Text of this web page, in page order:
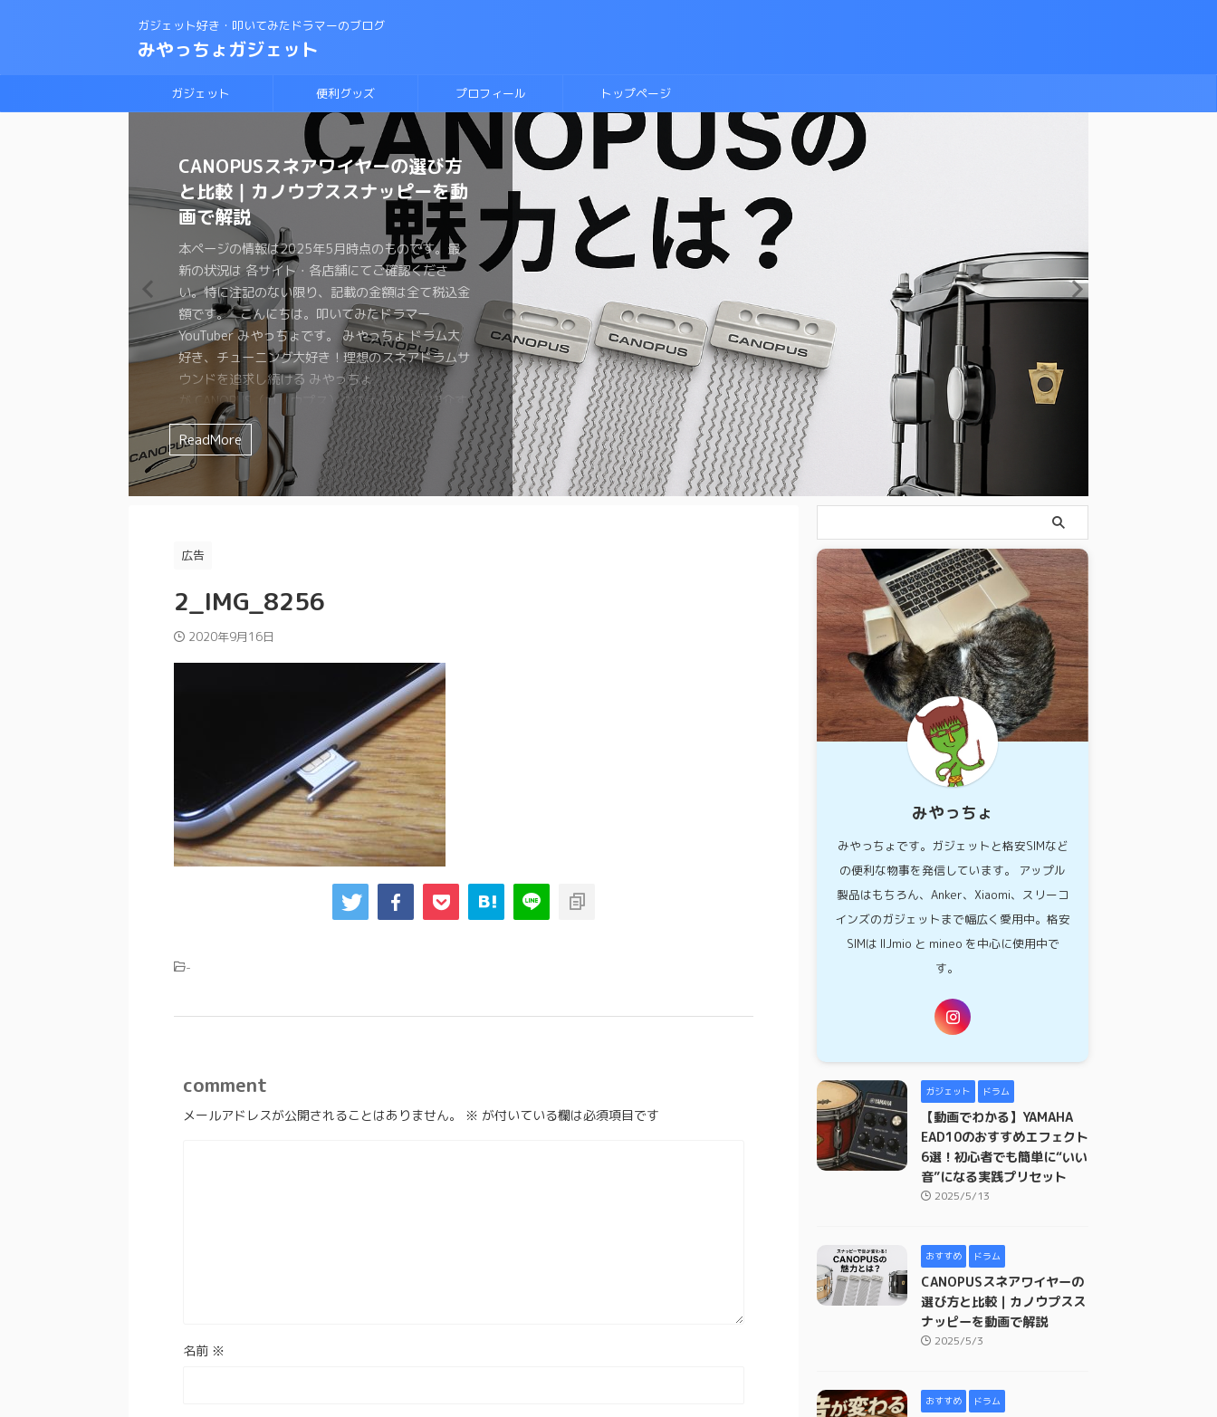
ガジェット好き・叩いてみたドラマーのブログ
みやっちょガジェット
ガジェット 便利グッズ プロフィール トップページ
CANOPUSスネアワイヤーの選び方
と比較｜カノウプススナッピーを動
画で解説
本ページの情報は2025年5月時点のものです。最
新の状況は 各サイト・各店舗にてご確認くださ
い。特に注記のない限り、記載の金額は全て税込金
額です。 こんにちは。叩いてみたドラマー
YouTuber みやっちょです。 みやっちょ ドラム大
好き、チューニング大好き！理想のスネアドラムサ
ウンドを追求し続ける みやっちょ
が CANOPUS（カノウプス）のスナッピーを紹介す
るよ。 理想のスネアサウンドを追求するには スネ
アの素材 打面のドラムヘッド 裏面のドラムヘッド
ミュート方法 な ...
ReadMore
【保存版】音で選ぶドラムヘッド比
較ガイド｜叩き比べ動画付きまとめ
本ページの情報は2025年4月時点のものです。最
新の状況は 各サイト・各店舗にてご確認くださ
い。特に注記のない限り、記載の金額は全て税込金
額です。 こんにちは。叩いてみたドラマー
YouTuber みやっちょです。 みやっちょ ドラム大
好き、チューニング大好き！理想のスネアドラムサ
ウンドを追求し続ける みやっちょ のドラムヘッド
比較ガイドだよ！！ ドラムヘッドって種類が多す
ぎて、いざ交換しようとした時ついつい同じヘッド
を選んでしまいませんか？？ みやっちょ めっちゃ
もったいない ...
ReadMore
理想のスネアサウンドを手に入れ
ろ！スナッピーの選び方
本ページの情報は2025年3月時点のものです。最
新の状況は 各サイト・各店舗にてご確認くださ
い。特に注記のない限り、記載の金額は全て税込金
額です。 こんにちは。叩いてみたドラマー
YouTuber みやっちょです。 みやっちょ ドラム大
好き、チューニング大好きのみやっちょがおすすめ
のスナッピーを紹介するよ。 ドラマーの要といえ
ばスネアドラム。 理想のスネアサウンドを手に入
れるには スネアの材質 打面のヘッド 裏側のヘッド
ミュート方法 などなど、様々な要素が必要となっ
てきます。 ...
ReadMore
変拍子のドラム曲に最適なテキス
ト・教則本はコレしかない！
本ページの情報は2024年12月時点のものです。最
新の状況は 各サイト・各店舗にてご確認くださ
い。特に注記のない限り、記載の金額は全て税込金
額です。 こんにちは。叩いてみたドラマー
YouTuber みやっちょです。 みやっちょ ドラム大
好き、チューニング大好きのみやっちょが変拍子の
ドラム練習法について色々と紹介するよ。 変拍
子… 興味や必要がなければ、普通のドラマーが一
生叩くことのないジャンルですよね。 みやっちょ
みやっちょも全く叩く気の無かったジャンルだよ ...
ReadMore
ロックドラマーがジャズドラムに挑
戦する方法！おすすめの教則本
は？？
本ページの情報は2024年12月時点のものです。最
新の状況は 各サイト・各店舗にてご確認くださ
い。特に注記のない限り、記載の金額は全て税込金
額です。 こんにちは。叩いてみたドラマー
YouTuber みやっちょです。 みやっちょ ドラム大
好き、チューニング大好きのロックドラマーみやっ
ちょがジャズに挑戦してみたよ！ ジャズドラムを
始めてみたい 今までロックやポップスは叩いたこ
とあるけどジャズドラムはどうやって叩けば良いの
かわからない みやっちょ ジャズドラムからはずっ
と逃げまわっ ...
ReadMore
【スネアチューニング】スネアヘッ
ド交換で音が変わるのか？？
本ページの情報は2024年11月時点のものです。最
新の状況は 各サイト・各店舗にてご確認くださ
い。特に注記のない限り、記載の金額は全て税込金
額です。 こんにちは。叩いてみたドラマー
YouTuber みやっちょです。 みやっちょ ドラム大
好き、チューニング大好きの みやっちょ がヘッド
を交換して音の変化を紹介するよ。 スネアのヘッ
ドを色々と試したみたいけど… 全部のヘッドを買
って試すわけにはいかないですよね 少しでもヘッ
ドの特徴やイメージを確認してから購入したい ...
ReadMore
【スネアチューニング】裏側にこだ
わる〜スナッピーで音が変わるの
か？実験してみた
本ページの情報は2024年11月時点のものです。最
新の状況は 各サイト・各店舗にてご確認くださ
い。特に注記のない限り、記載の金額は全て税込金
額です。 こんにちは。叩いてみたドラマー
YouTuber みやっちょです。 みやっちょ ドラム大
好き、チューニング大好きのみやっちょがスネアの
裏側にこだわる理由を実験を通して紹介するよ。
スネアのチューニングに悩んでる 色々なヘッドを
試してみたけど、なかなか思ったような音にならな
い そんな人にぜひ試してもらいたいのが 裏側の
...
ReadMore
【ドラム演奏してみた】ブルースド
ラムの練習に最適なテキストは？？
本ページの情報は2024年11月時点のものです。最
新の状況は 各サイト・各店舗にてご確認くださ
い。特に注記のない限り、記載の金額は全て税込金
額です。 こんにちは。叩いてみたドラマー
YouTuber みやっちょです。 みやっちょ ドラム大
好き、チューニング大好きのみやっちょがブルース
に挑戦したよ。 ブルースドラムの練習をしたい。
でも何から練習して良いのかわからない。 とはい
え、いきなりセッションに参加するのも気が引けま
すよね。 まずは一人でじっくり練習してみたいな
と思ったことは ...
ReadMore
スネアドラムの選び方 〜ラディッ
ク・メタル編〜
本ページの情報は2024年3月時点のものです。最
新の状況は 各サイト・各店舗にてご確認くださ
い。特に注記のない限り、記載の金額は全て税込金
額です。 こんにちは、叩いてみたドラマーみやっ
ちょです。 みやっちょ ドラム大好き、チューニン
グ大好きのみやっちょがラディックのメタルスネア
の選び方を紹介するよ。 始めてスネアドラムを買
おうと思っているけど、メーカーもたくさんある
し、サイズも色々。型番を見ても何が違うのかイマ
イチわからないですよね。 そんなスネア迷 ...
ReadMore
恋するフォーチュンクッキーのドラ
ムを叩いてみた 練習方法
本ページの情報は2024年2月時点のものです。最
新の状況は 各サイト・各店舗にてご確認くださ
い。特に注記のない限り、記載の金額は全て税込金
額です。 こんにちは。叩いてみたドラマー みやっ
ちょです。 せっかく楽器をやっているなら流行し
た有名な曲も演奏したくなりますよね。 恋するフ
ォーチュンクッキーはダンスが大流行しましたよ
ね。ドラムを叩くのも楽しそうだと思いません
か？？ コピーバンドを組んでも良いのですが、趣
味が合わなかったり、人間的に合わなかったり…な
かなか難しい ...
ReadMore
広告
2_IMG_8256
2020年9月16日
-
comment
メールアドレスが公開されることはありません。 ※ が付いている欄は必須項目です
名前 ※
みやっちょ
みやっちょです。ガジェットと格安SIMなど
の便利な物事を発信しています。 アップル
製品はもちろん、Anker、Xiaomi、スリーコ
インズのガジェットまで幅広く愛用中。格安
SIMは IIJmio と mineo を中心に使用中で
す。
ガジェット ドラム
【動画でわかる】YAMAHA
EAD10のおすすめエフェクト
6選！初心者でも簡単に“いい
音”になる実践プリセット
2025/5/13
おすすめ ドラム
CANOPUSスネアワイヤーの
選び方と比較｜カノウプスス
ナッピーを動画で解説
2025/5/3
おすすめ ドラム